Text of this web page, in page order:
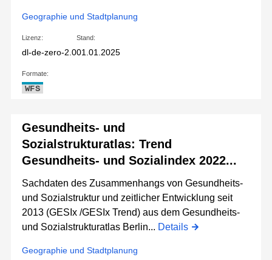
Geographie und Stadtplanung
Lizenz:
dl-de-zero-2.0
Stand:
01.01.2025
Formate:
WFS
Gesundheits- und
Sozialstrukturatlas: Trend
Gesundheits- und Sozialindex 2022...
Sachdaten des Zusammenhangs von Gesundheits-
und Sozialstruktur und zeitlicher Entwicklung seit
2013 (GESIx /GESIx Trend) aus dem Gesundheits-
und Sozialstrukturatlas Berlin... Details
Geographie und Stadtplanung